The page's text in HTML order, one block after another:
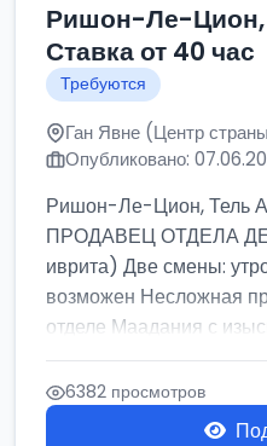
Ришон-Ле-Цион,
Ставка от 40 час
Требуются
Ган Явне (Центр
Опубликовано:
Ришон-Ле-Цион, Тель
ПРОДАВЕЦ ОТДЕЛА
иврита) Две смены:
возможен Несложная
отделе Маадания с
Се...
6382 просмотров